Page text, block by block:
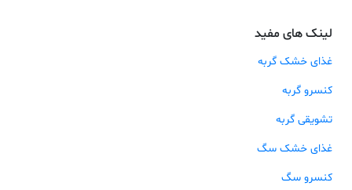
لینک های مفید
غذای خشک گربه
کنسرو گربه
تشویقی گربه
غذای خشک سگ
کنسرو سگ